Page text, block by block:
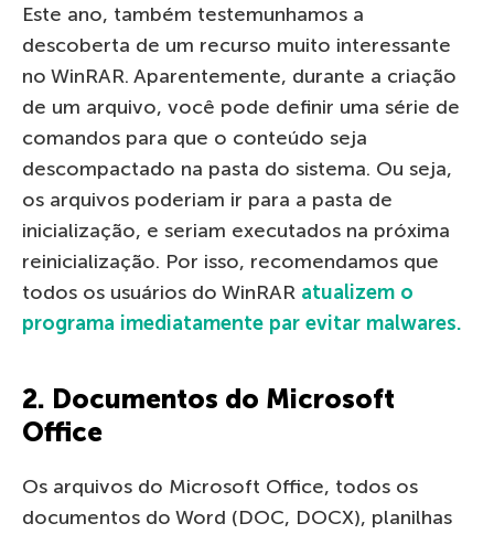
Este ano, também testemunhamos a
descoberta de um recurso muito interessante
no WinRAR. Aparentemente, durante a criação
de um arquivo, você pode definir uma série de
comandos para que o conteúdo seja
descompactado na pasta do sistema. Ou seja,
os arquivos poderiam ir para a pasta de
inicialização, e seriam executados na próxima
reinicialização. Por isso, recomendamos que
todos os usuários do WinRAR atualizem o
programa imediatamente par evitar malwares.
2. Documentos do Microsoft
Office
Os arquivos do Microsoft Office, todos os
documentos do Word (DOC, DOCX), planilhas